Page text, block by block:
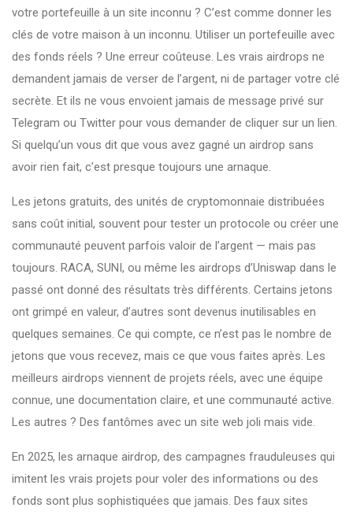
votre portefeuille à un site inconnu ? C’est comme donner les
clés de votre maison à un inconnu. Utiliser un portefeuille avec
des fonds réels ? Une erreur coûteuse. Les vrais airdrops ne
demandent jamais de verser de l’argent, ni de partager votre clé
secrète. Et ils ne vous envoient jamais de message privé sur
Telegram ou Twitter pour vous demander de cliquer sur un lien.
Si quelqu’un vous dit que vous avez gagné un airdrop sans
avoir rien fait, c’est presque toujours une arnaque.
Les jetons gratuits, des unités de cryptomonnaie distribuées
sans coût initial, souvent pour tester un protocole ou créer une
communauté peuvent parfois valoir de l’argent — mais pas
toujours. RACA, SUNI, ou même les airdrops d’Uniswap dans le
passé ont donné des résultats très différents. Certains jetons
ont grimpé en valeur, d’autres sont devenus inutilisables en
quelques semaines. Ce qui compte, ce n’est pas le nombre de
jetons que vous recevez, mais ce que vous faites après. Les
meilleurs airdrops viennent de projets réels, avec une équipe
connue, une documentation claire, et une communauté active.
Les autres ? Des fantômes avec un site web joli mais vide.
En 2025, les arnaque airdrop, des campagnes frauduleuses qui
imitent les vrais projets pour voler des informations ou des
fonds sont plus sophistiquées que jamais. Des faux sites